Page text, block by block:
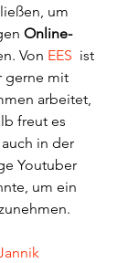
um
Online-
Von EES ist
gerne mit
arbeitet,
freut es
in der
Youtuber
um ein